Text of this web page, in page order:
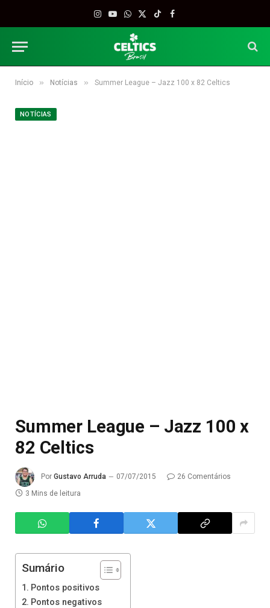
Instagram
YouTube
WhatsApp
X
TikTokFacebook
Início » Notícias » Summer League – Jazz 100 x 82 Celtics
NOTÍCIAS
Summer League – Jazz 100 x
82 Celtics
Por Gustavo Arruda 07/07/2015
26 Comentários
3 Mins de leitura
Sumário
Pontos positivos
Pontos negativos